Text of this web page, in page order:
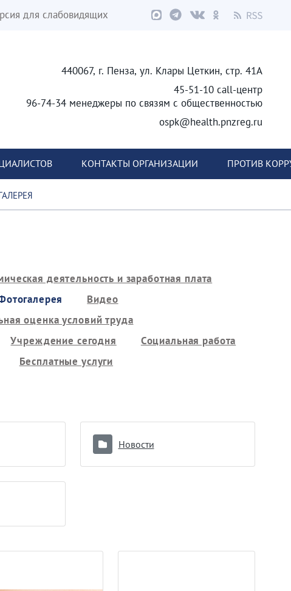
для слабовидящих
440067, г. Пенза, ул. Клары Цеткин, стр. 41А
45-51-10 call-центр
96-74-34 менеджеры по связям с общественностью
ospk@health.pnzreg.ru
КОНТАКТЫ ОРГАНИЗАЦИИ ПРОТИВ
деятельность и заработная плата
Видео
оценка условий труда
Учреждение сегодня
Социальная работа
Бесплатные услуги
Новости